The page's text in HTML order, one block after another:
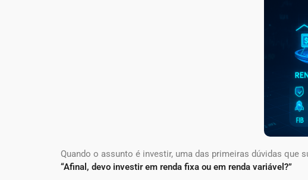
Quando o assunto é investir, uma das primeiras dúvidas que
“Afinal, devo investir em renda fixa ou em renda variável?”